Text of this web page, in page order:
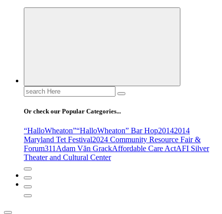
Search
for:
Or check our Popular Categories...
“HalloWheaton”“HalloWheaton” Bar Hop20142014
Maryland Tet Festival2024 Community Resource Fair &
Forum311 Adam Văn GrackAffordable Care ActAFI Silver
Theater and Cultural Center